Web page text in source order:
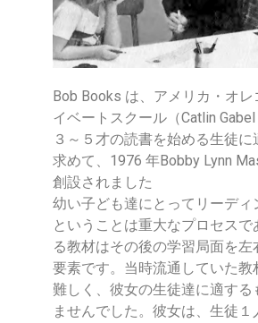
Bob Books は、アメリカ・オレ
イベートスクール（Catlin Gabel
３～５才の読書を始める生徒に
求めて、1976 年Bobby Lynn
創設されました
幼い子ども達にとってリーディ
ということは重大なプロセスで
る教材はその後の学習局面を左
要素です。当時流通していた教
難しく、彼女の生徒達に適する
ませんでした。彼女は、生徒１